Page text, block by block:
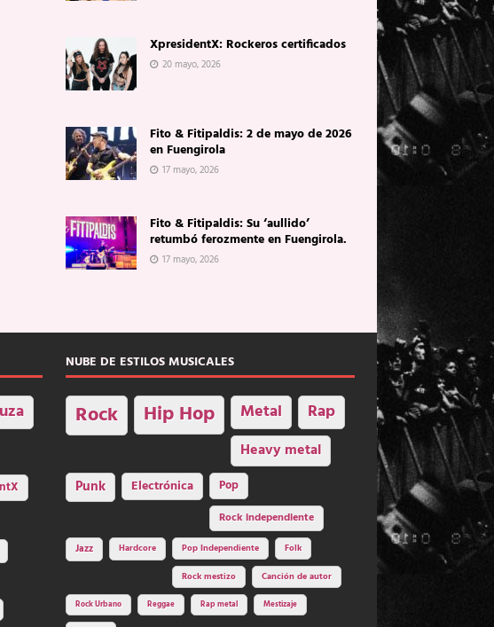
XpresidentX: Rockeros certificados
20 mayo, 2026
Fito & Fitipaldis: 2 de mayo de 2026
en Fuengirola
17 mayo, 2026
Fito & Fitipaldis: Su ‘aullido’
retumbó ferozmente en Fuengirola.
17 mayo, 2026
NUBE DE ESTILOS MUSICALES
Rock Hip Hop Metal Rap
Heavy metal
Punk Electrónica
Pop
Rock independiente
Jazz Hardcore Pop Independiente Folk
Rock mestizo Canción de autor
Rock Urbano Reggae Rap metal Mestizaje